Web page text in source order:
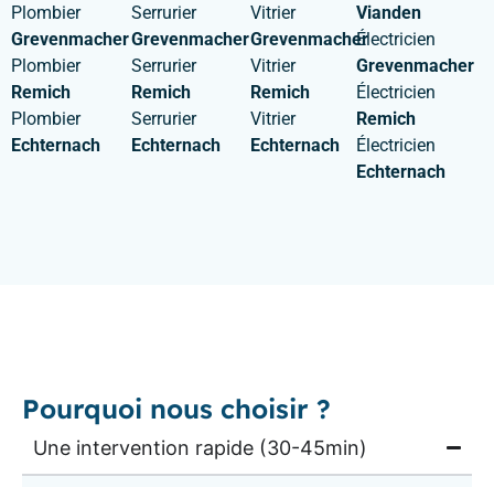
Plombier
Grevenmacher
Plombier
Remich
Plombier
Echternach
Serrurier
Grevenmacher
Serrurier
Remich
Serrurier
Echternach
Vitrier
Grevenmacher
Vitrier
Remich
Vitrier
Echternach
Vianden
Électricien
Grevenmacher
Électricien
Remich
Électricien
Echternach
Pourquoi nous choisir ?
Une intervention rapide (30-45min)